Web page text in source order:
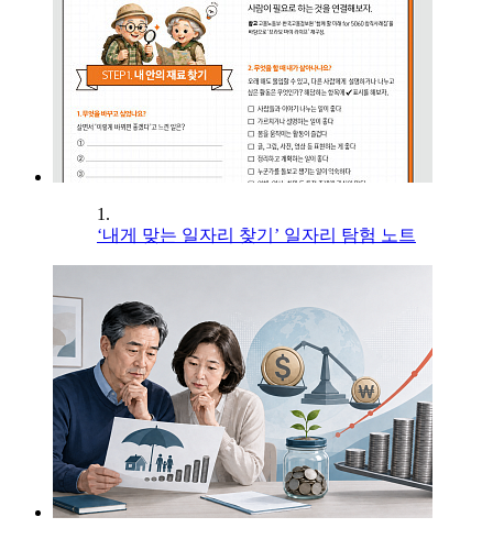
1.
‘내게 맞는 일자리 찾기’ 일자리 탐험 노트